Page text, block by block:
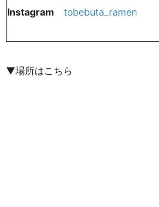
Instagram
tobebuta_ramen
▼場所はこちら